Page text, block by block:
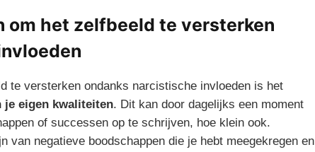
om het zelfbeeld te versterken
te versterken ondanks narcistische invloeden is het
je eigen kwaliteiten. Dit kan door dagelijks een moment
of successen op te schrijven, hoe klein ook.
van negatieve boodschappen die je hebt meegekregen en